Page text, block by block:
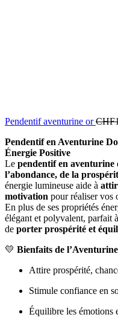
Pendentif aventurine orCHF
Pendentif en Aventurine
Énergie Positive
Le pendentif en aventurine
l’abondance, de la
énergie lumineuse aide à
motivation pour réaliser vos
En plus de ses propriétés
élégant et polyvalent, parfait
de porter prospérité et
💛 Bienfaits de
Attire prospérité,
Stimule confiance en
Équilibre les émotions